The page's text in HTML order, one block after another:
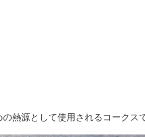
熱源として使用されるコークス